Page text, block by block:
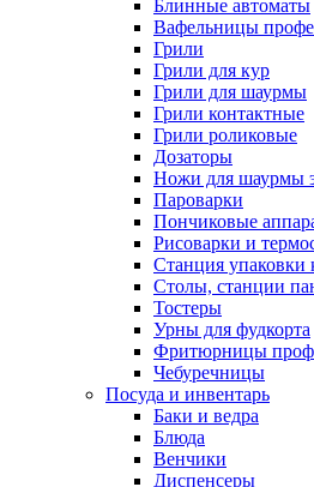
Блинные автоматы
Вафельницы
Грили
Грили для кур
Грили для шаурмы
Грили контактные
Грили роликовые
Дозаторы
Ножи для шаурмы
Пароварки
Пончиковые
Рисоварки и
Станция упаковки
Столы, станции
Тостеры
Урны для фудкорта
Фритюрницы
Чебуречницы
Посуда и инвентарь
Баки и ведра
Блюда
Венчики
Диспенсеры